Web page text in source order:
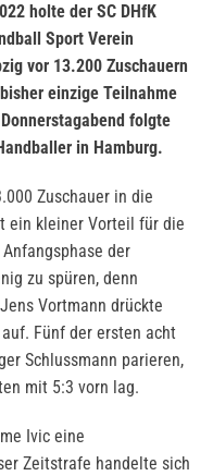
holte der SC DHfK
Sport Verein
vor 13.200 Zuschauern
einzige Teilnahme
folgte
in Hamburg.
Zuschauer in die
ein kleiner Vorteil für die
der
zu spüren, denn
Vortmann drückte
Fünf der ersten acht
Schlussmann parieren,
mit 5:3 vorn lag.
Ivic eine
Zeitstrafe handelte sich